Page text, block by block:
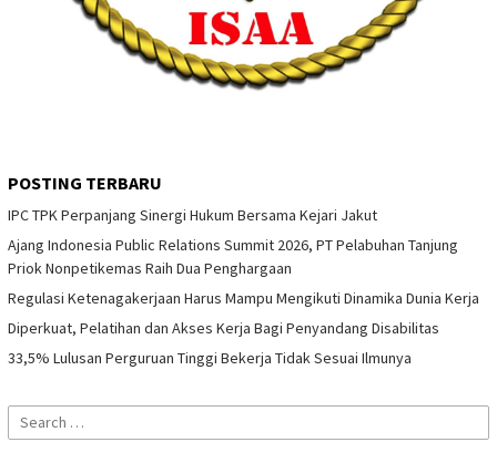
POSTING TERBARU
IPC TPK Perpanjang Sinergi Hukum Bersama Kejari Jakut
Ajang Indonesia Public Relations Summit 2026, PT Pelabuhan Tanjung
Priok Nonpetikemas Raih Dua Penghargaan
Regulasi Ketenagakerjaan Harus Mampu Mengikuti Dinamika Dunia Kerja
Diperkuat, Pelatihan dan Akses Kerja Bagi Penyandang Disabilitas
33,5% Lulusan Perguruan Tinggi Bekerja Tidak Sesuai Ilmunya
Search
for: